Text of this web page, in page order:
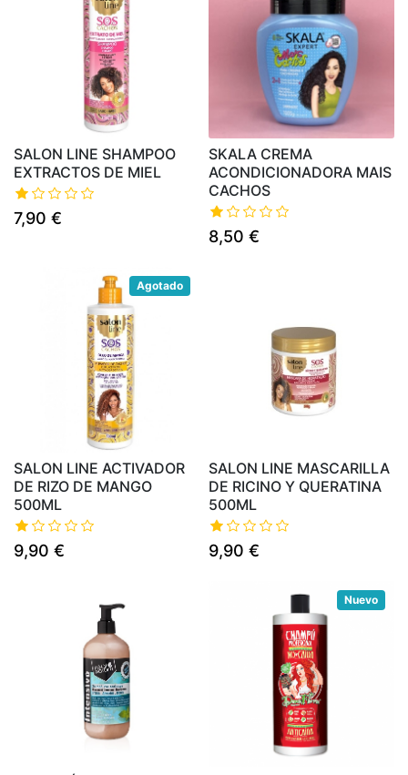
SALON LINE SHAMPOO
EXTRACTOS DE MIEL
7,90 €
SKALA CREMA
ACONDICIONADORA MAIS
CACHOS
8,50 €
Agotado
SALON LINE ACTIVADOR
DE RIZO DE MANGO
500ML
9,90 €
SALON LINE MASCARILLA
DE RICINO Y QUERATINA
500ML
9,90 €
Nuevo